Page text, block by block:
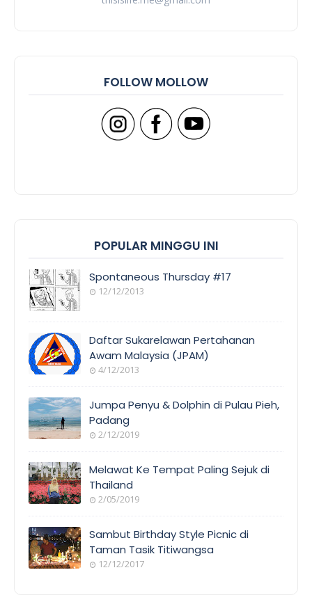
FOLLOW MOLLOW
POPULAR MINGGU INI
Spontaneous Thursday #17
12/12/2013
Daftar Sukarelawan Pertahanan
Awam Malaysia (JPAM)
4/12/2013
Jumpa Penyu & Dolphin di Pulau Pieh,
Padang
2/12/2019
Melawat Ke Tempat Paling Sejuk di
Thailand
2/05/2019
Sambut Birthday Style Picnic di
Taman Tasik Titiwangsa
12/12/2017